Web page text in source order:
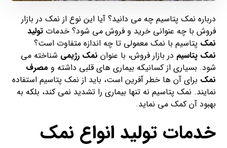
درباره نمک پتاسیم چه می دانید؟ آیا این نوع از نمک در بازار
فروش با چه عنوانی خرید و فروش می شود؟ خدماتتولید
نمک پتاسیم با نمک معمولی تا چه اندازه متفاوت است؟
نمک پتاسیم در بازار فروش، با عنوان نمک رژیمی شناخته می
شود. بسیاری از کسانیکه بیماری های قلبی داشته و مصرف
نمک برای آن ها خطر آفرین است، باید از نمک پتاسیم استفاده
نمایند. نمک پتاسیم نه تنها بیماری را تشدید نمی کند، بلکه به
بهبود آن کمک می نماید.
خدمات تولید انواع نمک